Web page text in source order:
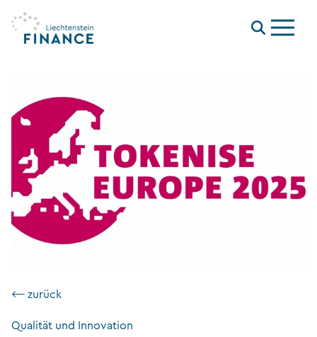
Menu
⟵ zurück
Qualität und Innovation